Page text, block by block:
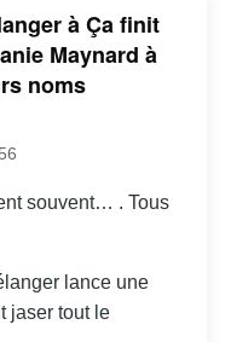
à Ça finit
Maynard à
noms
souvent… . Tous
lance une
jaser tout le